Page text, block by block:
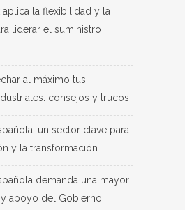
la flexibilidad y la
liderar el suministro
al máximo tus
consejos y trucos
un sector clave para
y la transformación
demanda una mayor
apoyo del Gobierno